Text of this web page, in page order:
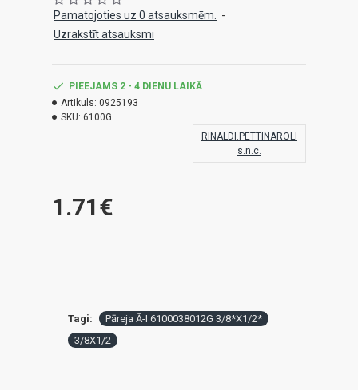
Pamatojoties uz 0 atsauksmēm.
-
Uzrakstīt atsauksmi
1.71€
PIEEJAMS 2 - 4 DIENU LAIKĀ
Artikuls: 0925193
SKU: 6100G
RINALDI.PETTINAROLI
s.n.c.
Tagi:
Pāreja Ā-I 6100038012G 3/8*X1/2*
3/8X1/2